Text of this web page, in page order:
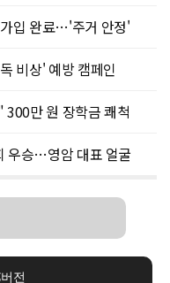
입 완료…'주거 안정'
비상' 예방 캠페인
만 원 장학금 쾌척
우승…영암 대표 얼굴
전